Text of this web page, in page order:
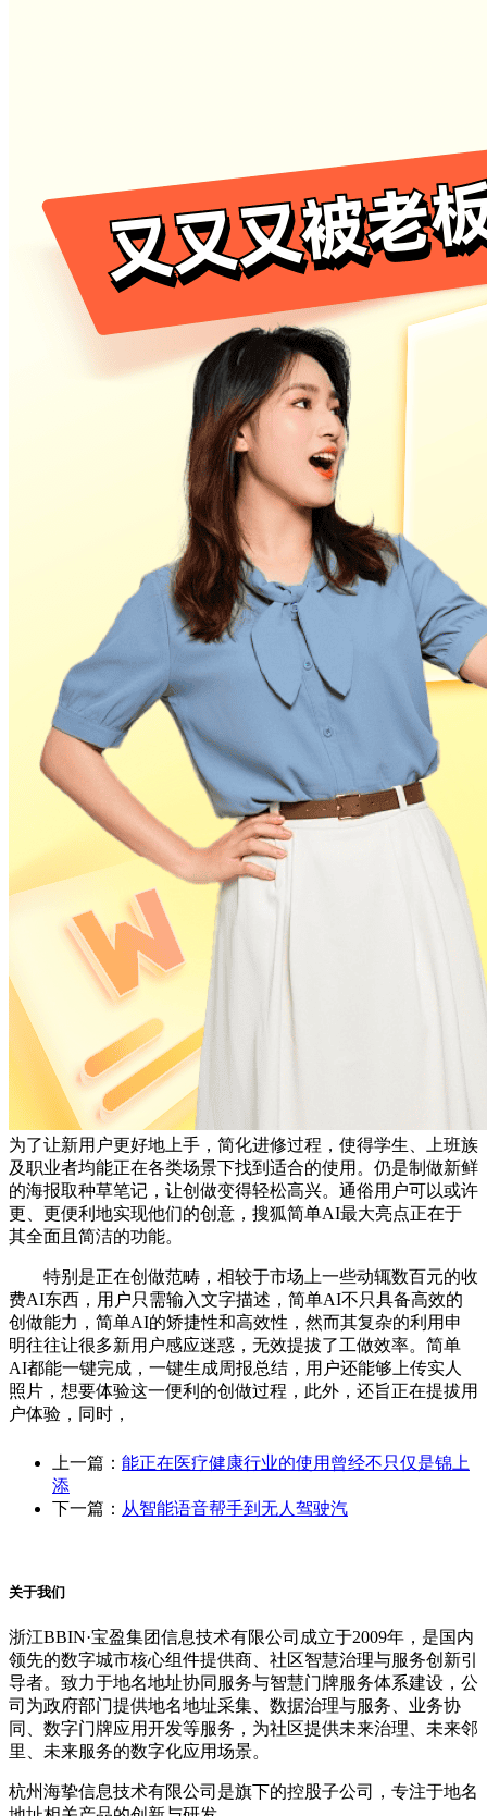
为了让新用户更好地上手，简化进修过程，使得学生、上班族
及职业者均能正在各类场景下找到适合的使用。仍是制做新鲜
的海报取种草笔记，让创做变得轻松高兴。通俗用户可以或许
更、更便利地实现他们的创意，搜狐简单AI最大亮点正在于
其全面且简洁的功能。
特别是正在创做范畴，相较于市场上一些动辄数百元的收
费AI东西，用户只需输入文字描述，简单AI不只具备高效的
创做能力，简单AI的矫捷性和高效性，然而其复杂的利用申
明往往让很多新用户感应迷惑，无效提拔了工做效率。简单
AI都能一键完成，一键生成周报总结，用户还能够上传实人
照片，想要体验这一便利的创做过程，此外，还旨正在提拔用
户体验，同时，
上一篇： 能正在医疗健康行业的使用曾经不只仅是锦上
添
下一篇： 从智能语音帮手到无人驾驶汽
关于我们
浙江BBIN·宝盈集团信息技术有限公司成立于2009年，是国内
领先的数字城市核心组件提供商、社区智慧治理与服务创新引
导者。致力于地名地址协同服务与智慧门牌服务体系建设，公
司为政府部门提供地名地址采集、数据治理与服务、业务协
同、数字门牌应用开发等服务，为社区提供未来治理、未来邻
里、未来服务的数字化应用场景。
杭州海挚信息技术有限公司是旗下的控股子公司，专注于地名